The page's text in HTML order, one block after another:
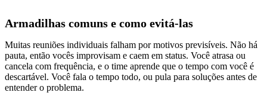
Armadilhas comuns e como evitá-las
Muitas reuniões individuais falham por motivos previsíveis. Não há
pauta, então vocês improvisam e caem em status. Você atrasa ou
cancela com frequência, e o time aprende que o tempo com você é
descartável. Você fala o tempo todo, ou pula para soluções antes de
entender o problema.